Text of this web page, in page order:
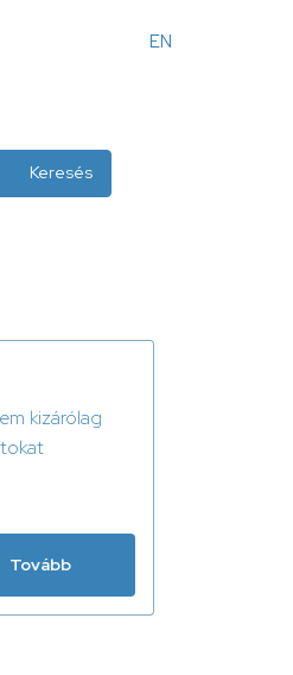
Angol
EN
Keresés
kizárólag
Tovább